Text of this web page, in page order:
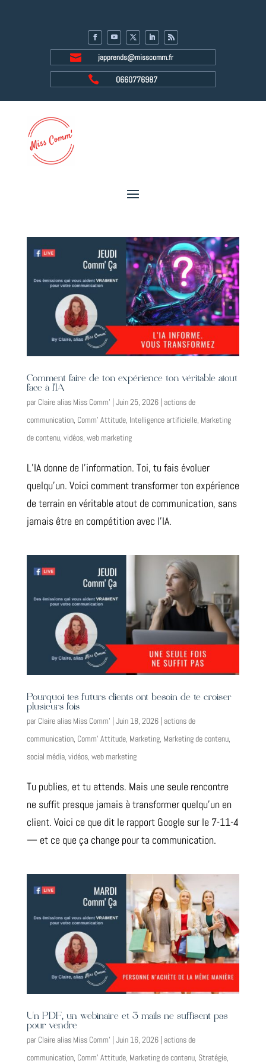
 japprends@misscomm.fr
 0660776987
Comment faire de ton expérience ton véritable atout
face à l’IA
par Claire alias Miss Comm' Juin 25, 2026| actions de
communication, Comm' Attitude, Intelligence artificielle, Marketing
de contenu, vidéos, web marketing
L’IA donne de l’information. Toi, tu fais évoluer
quelqu’un. Voici comment transformer ton expérience
de terrain en véritable atout de communication, sans
jamais être en compétition avec l’IA.
Pourquoi tes futurs clients ont besoin de te croiser
plusieurs fois
par Claire alias Miss Comm' | Juin 18, 2026| actions de
communication, Comm' Attitude, Marketing, Marketing de contenu,
social média, vidéos, web marketing
Tu publies, et tu attends. Mais une seule rencontre
ne suffit presque jamais à transformer quelqu’un en
client. Voici ce que dit le rapport Google sur le 7-11-4
— et ce que ça change pour ta communication.
Un PDF, un webinaire et 3 mails ne suffisent pas
pour vendre
par Claire alias Miss Comm' | Juin 16, 2026| actions de
communication, Comm' Attitude, Marketing de contenu, Stratégie,